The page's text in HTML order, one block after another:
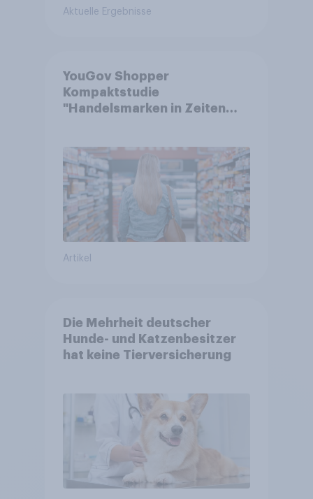
Aktuelle Ergebnisse
YouGov Shopper
Kompaktstudie
"Handelsmarken in Zeiten
Artikel
Die Mehrheit deutscher
Hunde- und Katzenbesitzer
hat keine Tierversicherung